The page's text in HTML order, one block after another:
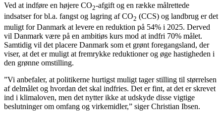
Ved at indføre en højere CO2-afgift og en række målrettede
indsatser for bl.a. fangst og lagring af CO2 (CCS) og landbrug er det
muligt for Danmark at levere en reduktion på 54% i 2025. Derved
vil Danmark være på en ambitiøs kurs mod at indfri 70% målet.
Samtidig vil det placere Danmark som et grønt foregangsland, der
viser, at det er muligt at fremrykke reduktioner og øge hastigheden i
den grønne omstilling.
”Vi anbefaler, at politikerne hurtigst muligt tager stilling til størrelsen
af delmålet og hvordan det skal indfries. Det er fint, at det er skrevet
ind i klimaloven, men det nytter ikke at udskyde disse vigtige
beslutninger om omfang og virkemidler,” siger Christian Ibsen.